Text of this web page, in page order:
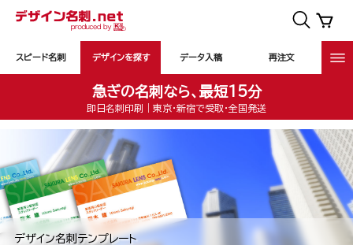
スピード名刺 デザインを探す データ入稿 再注文
急ぎの名刺なら、最短15分
即日名刺印刷｜東京・新宿で受取・全国発送
デザイン名刺テンプレート